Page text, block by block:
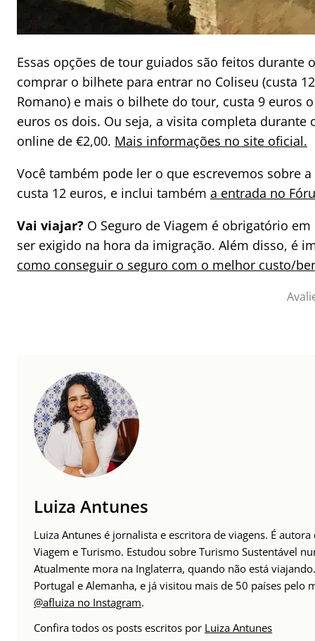
Essas opções de tour guiados são feitos durante
comprar o bilhete para entrar no Coliseu (custa
Romano) e mais o bilhete do tour, custa 9 euros
euros os dois. Ou seja, a visita completa durante
online de €2,00. Mais informações no site oficial.
Você também pode ler o que escrevemos sobre a
custa 12 euros, e inclui também a entrada no
Vai viajar? O Seguro de Viagem é obrigatório
ser exigido na hora da imigração. Além disso, é
como conseguir o seguro com o melhor custo/
Luiza Antunes
Luiza Antunes é jornalista e escritora de viagens. É
Viagem e Turismo. Estudou sobre Turismo Sustentável
Atualmente mora na Inglaterra, quando não está
Portugal e Alemanha, e já visitou mais de 50 países pelo
@afluiza no Instagram.
Confira todos os posts escritos por Luiza Antunes